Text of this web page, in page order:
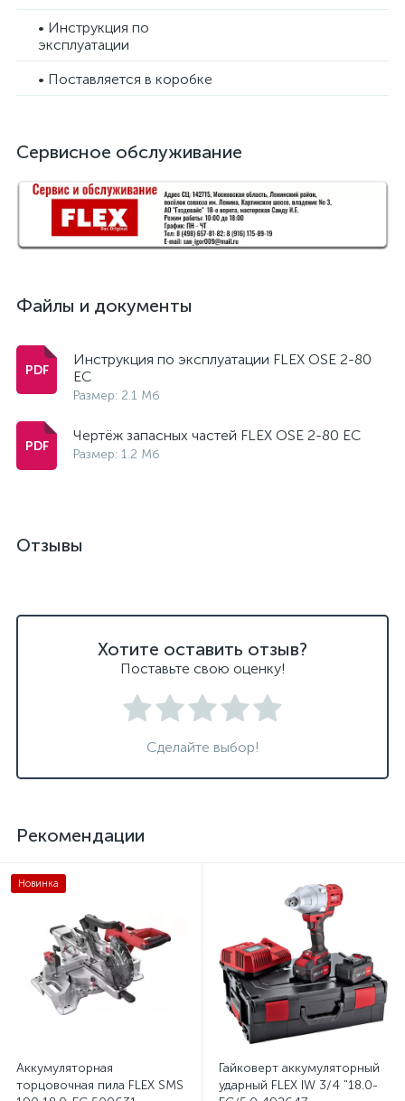
• Инструкция по
эксплуатации
• Поставляется в коробке
Сервисное обслуживание
Файлы и документы
Инструкция по эксплуатации FLEX OSE 2-80
EC
Размер: 2.1 Мб
Чертёж запасных частей FLEX OSE 2-80 EC
Размер: 1.2 Мб
Отзывы
Хотите оставить отзыв?
Поставьте свою оценку!
Сделайте выбор!
Рекомендации
Новинка
Аккумуляторная
торцовочная пила FLEX SMS
Гайковерт аккумуляторный
ударный FLEX IW 3/4 "18.0-